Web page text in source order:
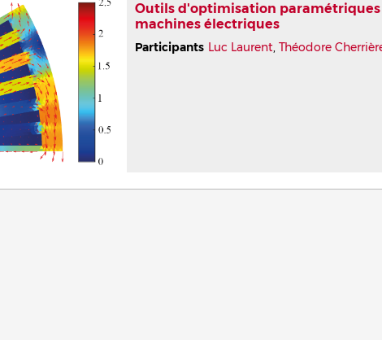
Outils d'optimisation
machines électriques
Participants Luc Laurent, Théodore